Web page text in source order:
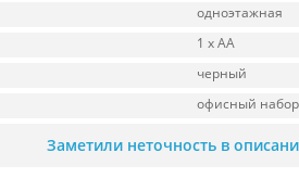
одноэтажная
1 x AA
черный
офисный набор
Заметили неточность в